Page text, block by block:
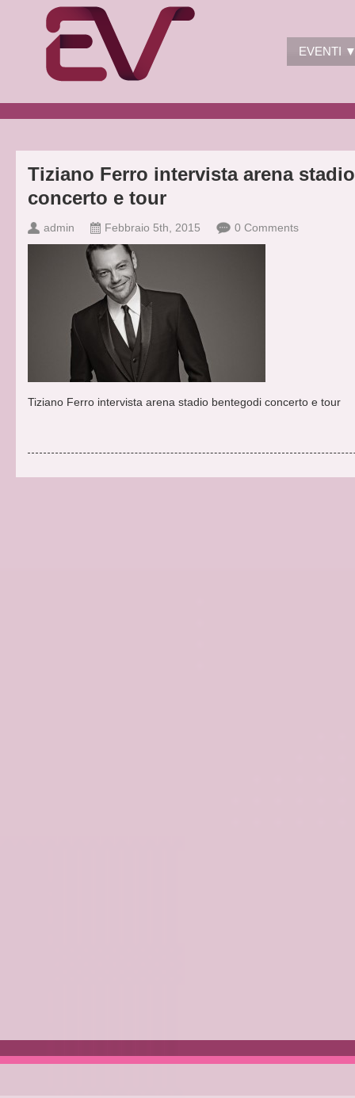
EVENTI
Tiziano Ferro intervista arena
concerto e tour
admin Febbraio 5th, 2015 0 Comments
Tiziano Ferro intervista arena stadio bentegodi concerto e tour